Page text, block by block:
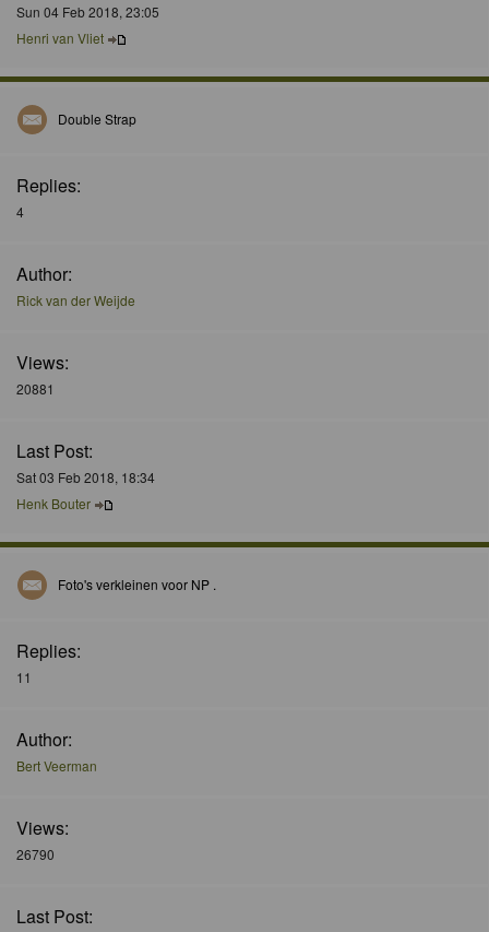
Sun 04 Feb 2018, 23:05
Henri van Vliet
Double Strap
Replies:
4
Author:
Rick van der Weijde
Views:
20881
Last Post:
Sat 03 Feb 2018, 18:34
Henk Bouter
Foto's verkleinen voor NP .
Replies:
11
Author:
Bert Veerman
Views:
26790
Last Post: